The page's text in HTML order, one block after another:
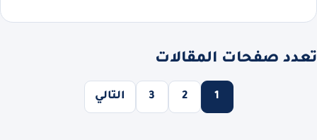
تعدد صفحات المقالات
1
2
3 التالي